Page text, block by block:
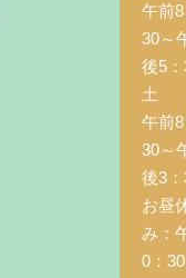
午前
30～
後5
土
午前
30～
後3
お昼
み：
0：